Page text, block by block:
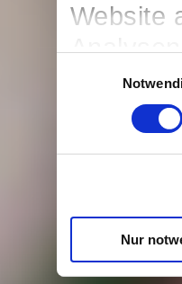
Website
Dienste
Nur